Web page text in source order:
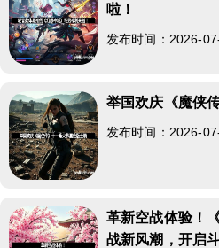
啦！
发布时间：2026-
举国欢庆《魔侠
发布时间：2026-
革新空战体验！
战新风潮，开启